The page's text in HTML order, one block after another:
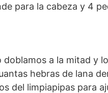
para la cabeza y 4
doblamos a la mitad y
hebras de lana
del limpiapipas para